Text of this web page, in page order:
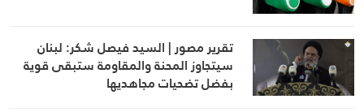
تقرير مصور | السيد فيصل شكر: لبنان
سيتجاوز المحنة والمقاومة ستبقى قوية
بفضل تضحيات مجاهديها